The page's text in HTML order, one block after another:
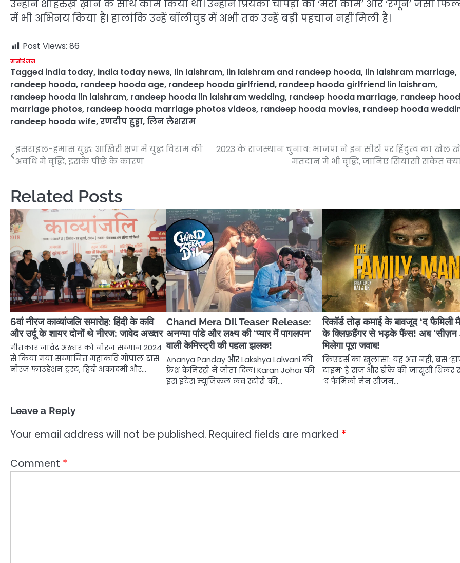
उन्होंने शाहरुख़ ख़ान के साथ काम किया था। उन्होंने प्रियंका चोपड़ा की ‘मैरी कॉम’ और ‘रंगून’ जैसी
में भी अभिनय किया है। हालांकि उन्हें बॉलीवुड में अभी तक उन्हें बड़ी पहचान नहीं मिली है।
Post Views: 86
मनोरंजन
Tagged india today, india today news, lin laishram, lin laishram and randeep hooda, lin laishram marriage,
randeep hooda, randeep hooda age, randeep hooda girlfriend, randeep hooda girlfriend lin laishram,
randeep hooda lin laishram, randeep hooda lin laishram wedding, randeep hooda marriage, randeep
marriage photos, randeep hooda marriage photos videos, randeep hooda movies, randeep hooda
randeep hooda wife,रणदीप हुड्डा,लिन लैशराम
Post
navigation
इसराइल-हमास युद्ध: आखिरी क्षण में युद्ध विराम की
अवधि में वृद्धि, इसके पीछे के कारण
2023 के राजस्थान चुनाव: भाजपा ने इन सीटों पर हिंदुत्व का खेल
मतदान में भी वृद्धि, जानिए सियासी संकेत
Related Posts
6वां नीरज काव्यांजलि समारोह: हिंदी के कवि
और उर्दू के शायर दोनों थे नीरज: जावेद अख्तर
गीतकार जावेद अख्तर को नीरज सम्मान 2024
से किया गया सम्मानित महाकवि गोपाल दास
नीरज फाउंडेशन ट्रस्ट, हिंदी अकादमी और…
Chand Mera Dil Teaser Release:
अनन्या पांडे और लक्ष्य की ‘प्यार में पागलपन’
वाली केमिस्ट्री की पहला झलक!
Ananya Panday और Lakshya Lalwani की
फ्रेश केमिस्ट्री ने जीता दिल। Karan Johar की
इस इंटेंस म्यूजिकल लव स्टोरी की…
रिकॉर्ड तोड़ कमाई के बावजूद ‘द फैमिली
के क्लिफ़हैंगर से भड़के फैंस! अब ‘सीज़न
मिलेगा पूरा जवाब!
क्रिएटर्स का खुलासा: यह अंत नहीं, बस
टाइम’ है राज और डीके की जासूसी थ्रिलर
‘द फैमिली मैन सीज़न…
Leave a Reply
Your email address will not be published. Required fields are marked *
Comment *